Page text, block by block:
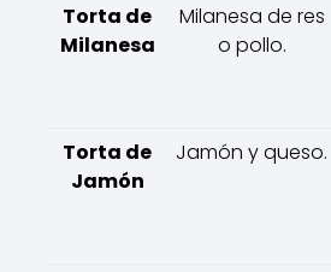
Torta de
Milanesa
Milanesa de res
o pollo.
Torta de
Jamón
Jamón y queso.